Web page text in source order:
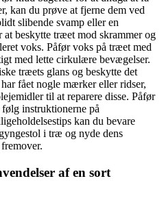
kan du prøve at fjerne dem ved
slibende svamp eller en
beskytte træet mod skrammer og
voks. Påfør voks på træet med
med lette cirkulære bevægelser.
træets glans og beskytte det
fået nogle mærker eller ridser,
til at reparere disse. Påfør
instruktionerne på
kan du bevare
i træ og nyde dens
af en sort